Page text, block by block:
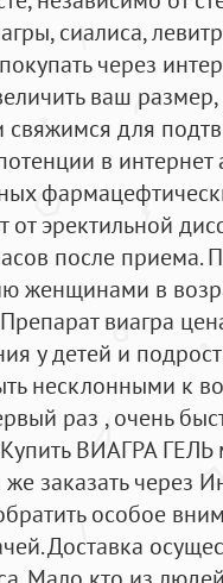
сиалиса,
через
ваш
для
в интернет
от эректильной
после
женщинами в
виагра
у детей и
несклонными к
раз , очень
ВИАГРА
заказать через
особое
Доставка